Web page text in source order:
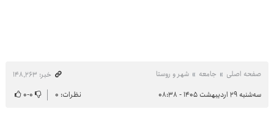
صفحه اصلی جامعه شهر و روستا
خبر: ۱۴۸٬۲۶۳
سه‌شنبه ۲۹ اردیبهشت ۱۴۰۵ - ۰۸:۳۸
نظرات: ۰ ۰-۰